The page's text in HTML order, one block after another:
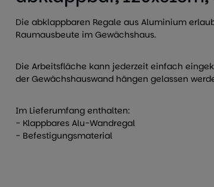
Die abklappbaren Regale aus Aluminium
Raumausbeute im Gewächshaus.
Die Arbeitsfläche kann jederzeit einfach
der Gewächshauswand hängen gelassen
Im Lieferumfang enthalten:
- Klappbares Alu-Wandregal
- Befestigungsmaterial